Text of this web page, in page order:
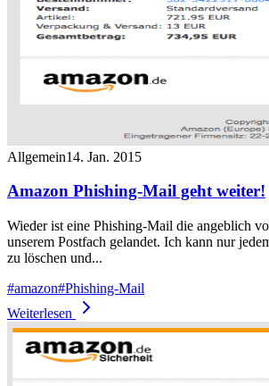
Allgemein14. Jan. 2015
Amazon Phishing-Mail geht weiter!
Wieder ist eine Phishing-Mail die angeblich
unserem Postfach gelandet. Ich kann nur
zu löschen und...
#amazon#Phishing-Mail
Weiterlesen